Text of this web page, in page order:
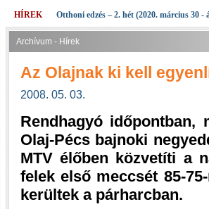
HÍREK Otthoni edzés – 2. hét (2020. március 30
Archívum - Hírek
Az Olajnak ki kell
2008. 05. 03.
Rendhagyó időpontban,
Olaj-Pécs bajnoki
MTV élőben közvetíti a
felek első meccsét 85-
kerültek a párharcban.